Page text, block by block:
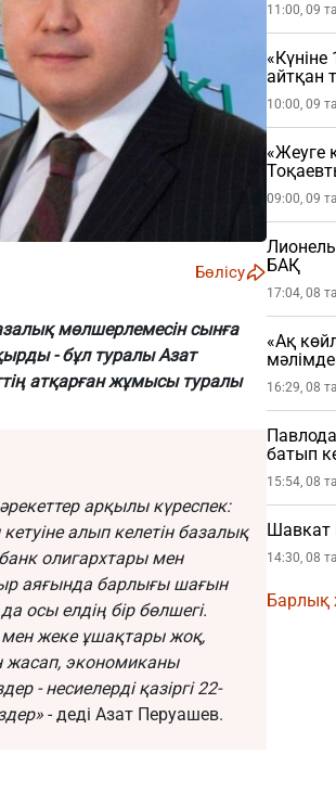
Бөлісу
мөлшерлемесін сынға
- бұл туралы Азат
атқарған жұмысы туралы
арқылы күреспек:
алып келетін базалық
олигархтары мен
аяғында барлығы шағын
осы елдің бір бөлшегі.
жеке ұшақтары жоқ,
жасап, экономиканы
- несиелерді қазіргі 22-
- деді Азат Перуашев.
11:00, 09
«Күніне
айтқан
қалды
10:00, 09
«Жеуге
09:00, 09
БАҚ
17:04, 08
«Ақ
16:29, 08
батып
15:54, 08
Шавкат
14:30, 08
Барлық